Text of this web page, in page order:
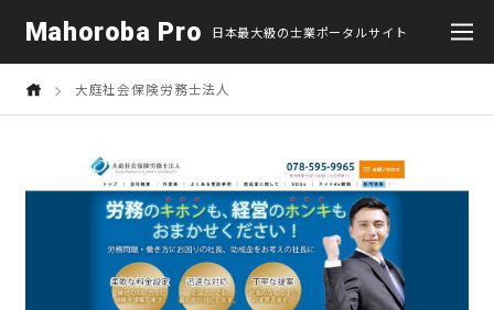
Mahoroba Pro 日本最大級の士業ポータルサイト
大庭社会保険労務士法人